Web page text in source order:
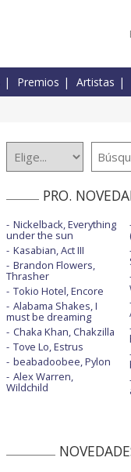
Premios Artistas
PRO.
Nickelback, Everything
under the sun
Kasabian, Act III
Brandon Flowers,
Thrasher
Tokio Hotel, Encore
Alabama Shakes, I
must be dreaming
Chaka Khan, Chakzilla
Tove Lo, Estrus
beabadoobee, Pylon
Alex Warren,
Wildchild